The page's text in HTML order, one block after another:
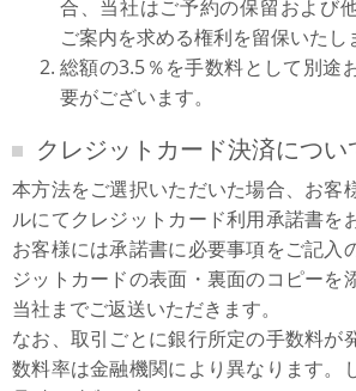
合、当社はご予約の保留および
ご案内を求める権利を留保いたし
総額の3.5％を手数料として別途
要がございます。
クレジットカード決済につい
本方法をご選択いただいた場合、お客
ルにてクレジットカード利用承諾書を
お客様には承諾書に必要事項をご記入
ジットカードの表面・裏面のコピーを
当社までご返送いただきます。
なお、取引ごとに銀行所定の手数料が
数料率は金融機関により異なります。